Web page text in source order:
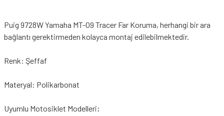
Puig 9728W Yamaha MT-09 Tracer Far Koruma, herhangi bir ara
bağlantı gerektirmeden kolayca montaj edilebilmektedir.
Renk: Şeffaf
Materyal: Polikarbonat
Uyumlu Motosiklet Modelleri;